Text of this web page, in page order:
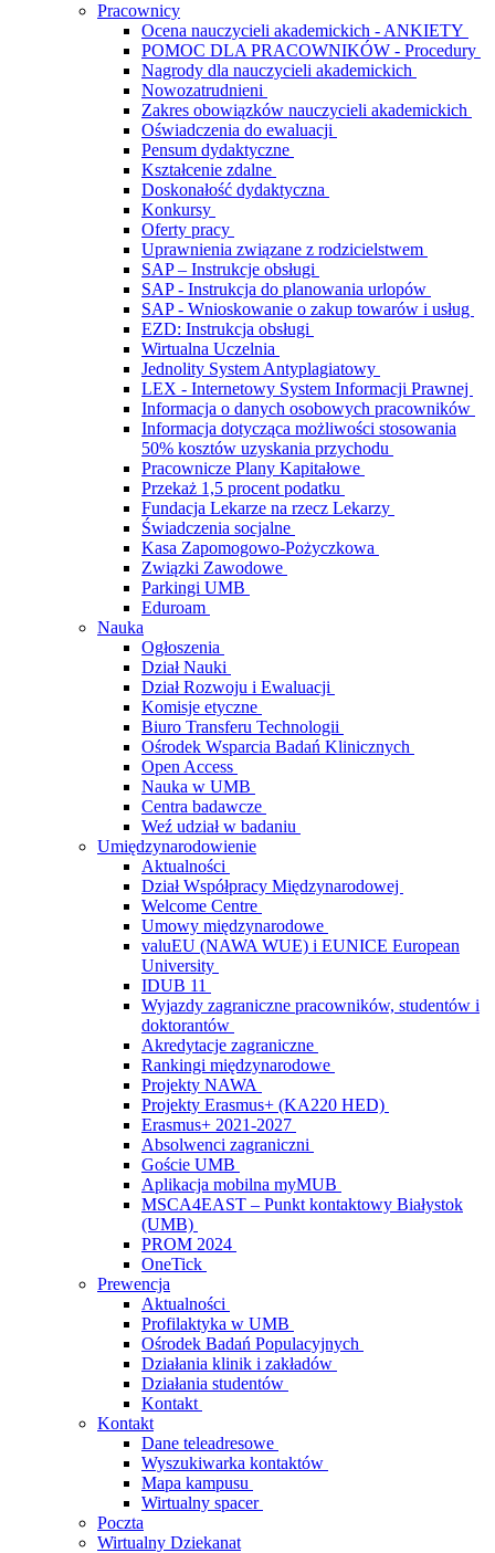
Pracownicy
Ocena nauczycieli akademickich - ANKIETY
POMOC DLA PRACOWNIKÓW - Procedury
Nagrody dla nauczycieli akademickich
Nowozatrudnieni
Zakres obowiązków nauczycieli akademickich
Oświadczenia do ewaluacji
Pensum dydaktyczne
Kształcenie zdalne
Doskonałość dydaktyczna
Konkursy
Oferty pracy
Uprawnienia związane z rodzicielstwem
SAP – Instrukcje obsługi
SAP - Instrukcja do planowania urlopów
SAP - Wnioskowanie o zakup towarów i usług
EZD: Instrukcja obsługi
Wirtualna Uczelnia
Jednolity System Antyplagiatowy
LEX - Internetowy System Informacji Prawnej
Informacja o danych osobowych pracowników
Informacja dotycząca możliwości stosowania
50% kosztów uzyskania przychodu
Pracownicze Plany Kapitałowe
Przekaż 1,5 procent podatku
Fundacja Lekarze na rzecz Lekarzy
Świadczenia socjalne
Kasa Zapomogowo-Pożyczkowa
Związki Zawodowe
Parkingi UMB
Eduroam
Nauka
Ogłoszenia
Dział Nauki
Dział Rozwoju i Ewaluacji
Komisje etyczne
Biuro Transferu Technologii
Ośrodek Wsparcia Badań Klinicznych
Open Access
Nauka w UMB
Centra badawcze
Weź udział w badaniu
Umiędzynarodowienie
Aktualności
Dział Współpracy Międzynarodowej
Welcome Centre
Umowy międzynarodowe
valuEU (NAWA WUE) i EUNICE European
University
IDUB 11
Wyjazdy zagraniczne pracowników, studentów i
doktorantów
Akredytacje zagraniczne
Rankingi międzynarodowe
Projekty NAWA
Projekty Erasmus+ (KA220 HED)
Erasmus+ 2021-2027
Absolwenci zagraniczni
Goście UMB
Aplikacja mobilna myMUB
MSCA4EAST – Punkt kontaktowy Białystok
(UMB)
PROM 2024
OneTick
Prewencja
Aktualności
Profilaktyka w UMB
Ośrodek Badań Populacyjnych
Działania klinik i zakładów
Działania studentów
Kontakt
Kontakt
Dane teleadresowe
Wyszukiwarka kontaktów
Mapa kampusu
Wirtualny spacer
Poczta
Wirtualny Dziekanat